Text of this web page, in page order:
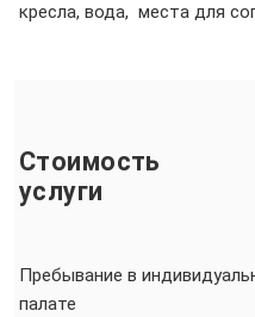
кресла, вода, места для
Стоимость
услуги
Пребывание в
палате